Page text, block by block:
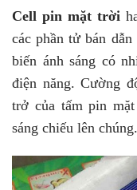
Cell pin mặt trời
các phần tử bán
biến ánh sáng có
điện năng. Cường
trở của tấm pin
sáng chiếu lên chúng.